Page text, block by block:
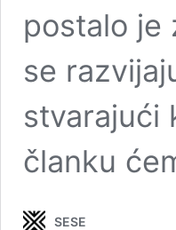
postalo je
se
stvarajući
članku
SESE